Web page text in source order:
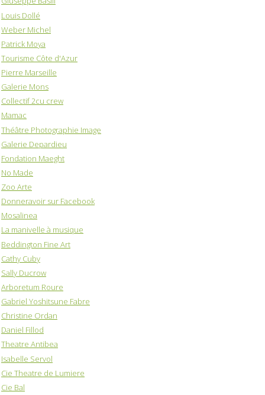
Louis Dollé
Weber Michel
Patrick Moya
Tourisme Côte d'Azur
Pierre Marseille
Galerie Mons
Collectif 2cu crew
Mamac
Théâtre Photographie Image
Galerie Depardieu
Fondation Maeght
No Made
Zoo Arte
Donneravoir sur Facebook
Mosalinea
La manivelle à musique
Beddington Fine Art
Cathy Cuby
Sally Ducrow
Arboretum Roure
Gabriel Yoshitsune Fabre
Christine Ordan
Daniel Fillod
Theatre Antibea
Isabelle Servol
Cie Theatre de Lumiere
Cie Bal